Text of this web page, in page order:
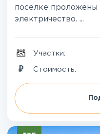
поселке проложены
электричество. ...
Участки:
Стоимость: